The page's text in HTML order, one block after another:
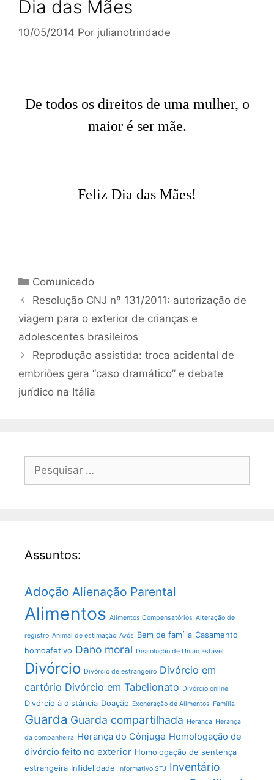
Dia das Mães
10/05/2014 Por julianotrindade
De todos os direitos de uma mulher, o
maior é ser mãe.
Feliz Dia das Mães!
Comunicado
Resolução CNJ nº 131/2011: autorização de
viagem para o exterior de crianças e
adolescentes brasileiros
Reprodução assistida: troca acidental de
embriões gera “caso dramático” e debate
jurídico na Itália
Assuntos:
Adoção Alienação Parental
Alimentos Alimentos Compensatórios Alteração de
registro Animal de estimação Avós Bem de família Casamento
homoafetivo Dano moral Dissolução de União Estável
Divórcio Divórcio de estrangeiro Divórcio em
cartório Divórcio em Tabelionato Divórcio online
Divórcio à distância Doação Exoneração de Alimentos Família
Guarda Guarda compartilhada Herança Herança
da companheira Herança do Cônjuge Homologação de
divórcio feito no exterior Homologação de sentença
estrangeira Infidelidade Informativo STJ Inventário